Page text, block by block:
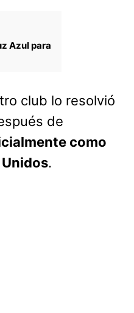
Azul para
club lo resolvió
de
como
.